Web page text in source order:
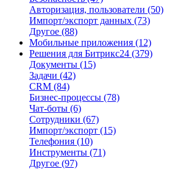
Авторизация, пользователи (50)
Импорт/экспорт данных (73)
Другое (88)
Мобильные приложения (12)
Решения для Битрикс24 (379)
Документы (15)
Задачи (42)
CRM (84)
Бизнес-процессы (78)
Чат-боты (6)
Сотрудники (67)
Импорт/экспорт (15)
Телефония (10)
Инструменты (71)
Другое (97)